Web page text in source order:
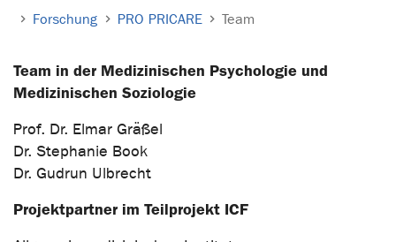
Forschung
PRO PRICARE Team
Team in der Medizinischen Psychologie und
Medizinischen Soziologie
Prof. Dr. Elmar Gräßel
Dr. Stephanie Book
Dr. Gudrun Ulbrecht
Projektpartner im Teilprojekt ICF